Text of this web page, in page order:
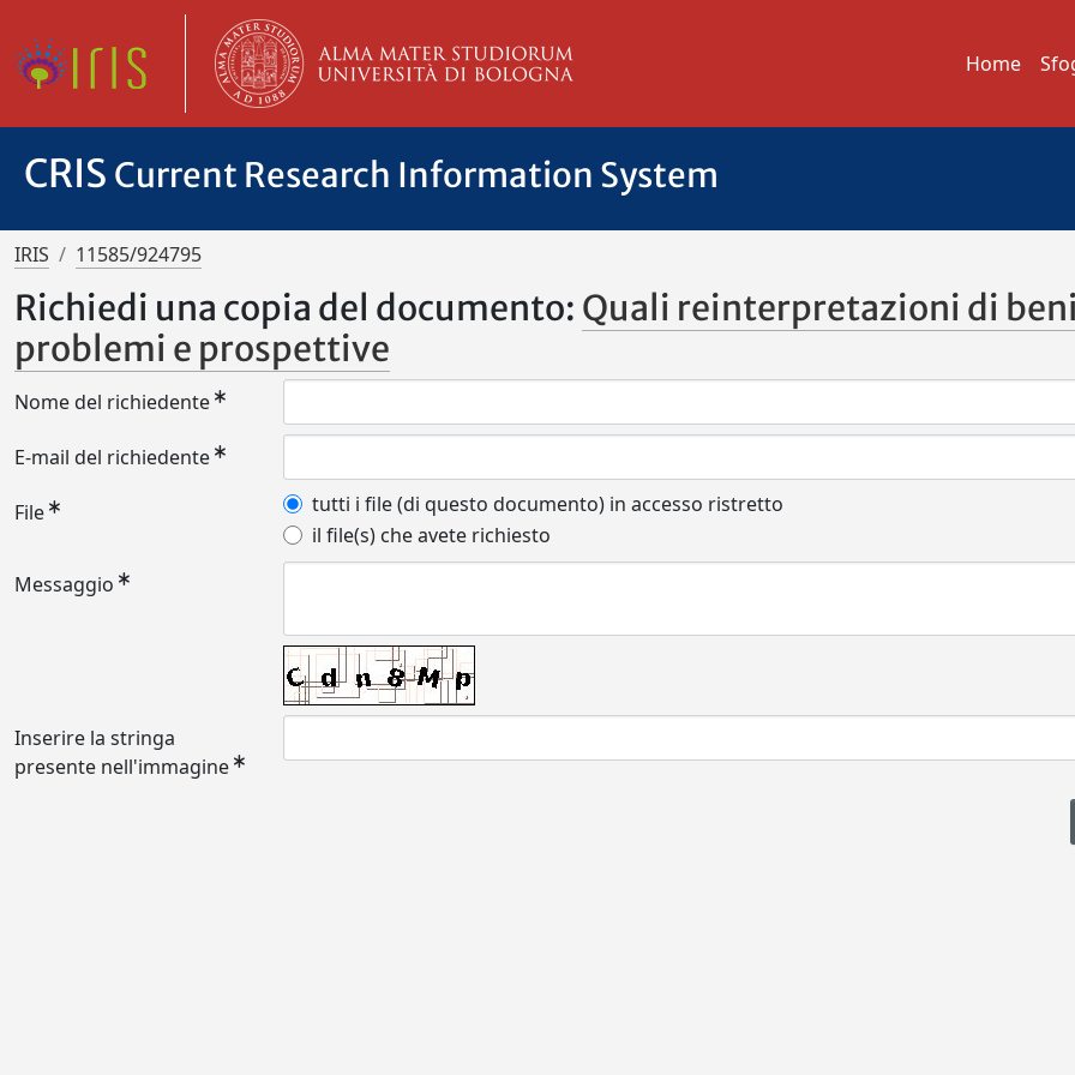
Home
CRIS Current Research Information System
IRIS 11585/924795
Richiedi una copia del documento: Quali reinterpretazioni di
problemi e prospettive
Nome del richiedente
E-mail del richiedente
File
tutti i file (di questo documento) in accesso ristretto
il file(s) che avete richiesto
Messaggio
Inserire la stringa
presente nell'immagine